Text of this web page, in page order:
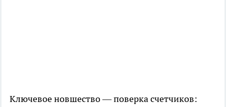
Ключевое новшество — поверка счетчиков: